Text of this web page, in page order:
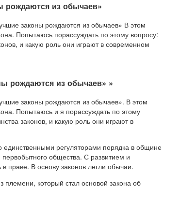
рождаются из обычаев»
законы рождаются из обычаев» В этом
Попытаюсь порассуждать по этому вопросу:
и какую роль они играют в современном
рождаются из обычаев» »
законы рождаются из обычаев». В этом
Попытаюсь и я порассуждать по этому
законов, и какую роль они играют в
регуляторами порядка в общине
общества. С развитием и
праве. В основу законов легли обычаи.
который стал основой закона об